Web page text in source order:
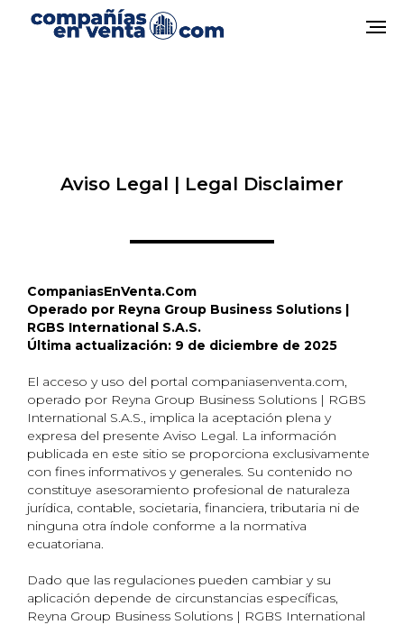
Aviso Legal | Legal Disclaimer
CompaniasEnVenta.Com
Operado por Reyna Group Business Solutions |
RGBS International S.A.S.
Última actualización: 9 de diciembre de 2025
El acceso y uso del portal companiasenventa.com,
operado por Reyna Group Business Solutions | RGBS
International S.A.S., implica la aceptación plena y
expresa del presente Aviso Legal. La información
publicada en este sitio se proporciona exclusivamente
con fines informativos y generales. Su contenido no
constituye asesoramiento profesional de naturaleza
jurídica, contable, societaria, financiera, tributaria ni de
ninguna otra índole conforme a la normativa
ecuatoriana.
Dado que las regulaciones pueden cambiar y su
aplicación depende de circunstancias específicas,
Reyna Group Business Solutions | RGBS International